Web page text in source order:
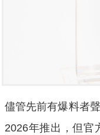
儘管先前有爆料者
2026年推出，但官